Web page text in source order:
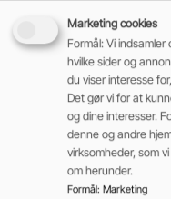
Download datablad
Marketing cookies
Formål: Vi
hvilke sider og
du viser interesse
Det gør vi for at
og dine interesser.
denne og andre
virksomheder, som
om herunder.
Formål: Marketing